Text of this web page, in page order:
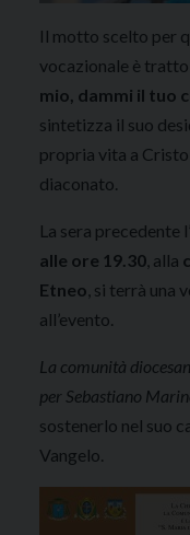
Il motto scelto per
vocazionale è
mio, dammi il tuo
sintetizza il suo
propria vita a Cristo
diaconato.
La sera precedente
alle ore 19.30 , alla
Etneo , si terrà una
all’evento.
La comunità
per Sebastiano
sostenerlo nel suo
Vangelo.